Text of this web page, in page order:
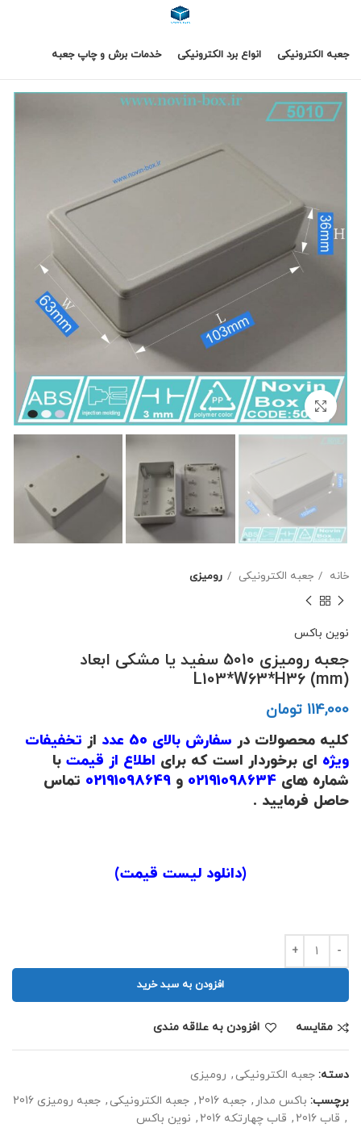
جعبه الکترونیکی انواع برد الکترونیکی خدمات برش و چاپ جعبه
برای بزرگنمایی کلیک کنید
خانه جعبه الکترونیکی رومیزی
نوین باکس
جعبه رومیزی 5010 سفید یا مشکی ابعاد
L103*W63*H36 (mm)
تومان
کلیه محصولات در سفارش بالای 50 عدد از تخفیفات
ویژه ای برخوردار است که برای اطلاع از قیمت با
شماره های
و 02191098649 تماس
حاصل فرمایید .
(دانلود لیست قیمت)
افزودن به سبد خرید
مقايسه افزودن به علاقه مندی
دسته: جعبه الکترونیکی , رومیزی
برچسب: باکس مدار , جعبه 2016 , جعبه الکترونیکی , جعبه رومیزی 2016
, قاب 2016 , قاب چهارتکه 2016 , نوین باکس